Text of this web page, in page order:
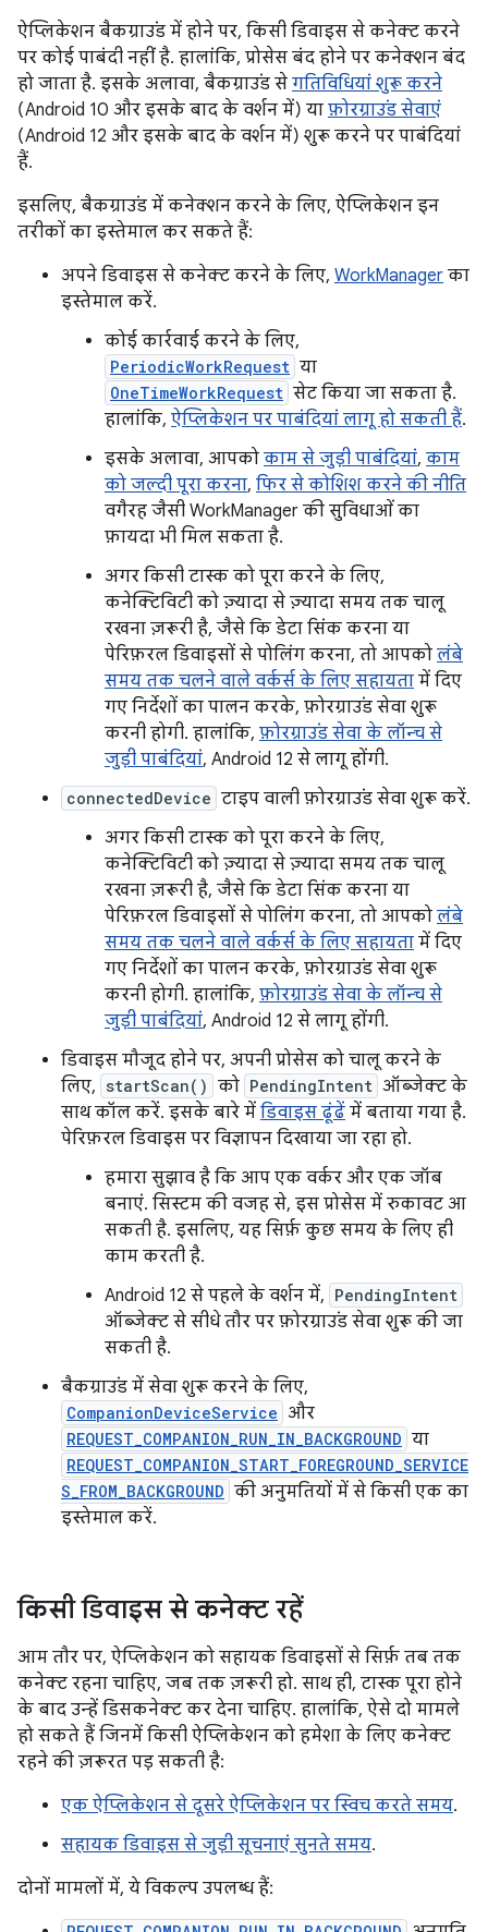
ऐप्लिकेशन बैकग्राउंड में होने पर, किसी डिवाइस से कनेक्ट करने
पर कोई पाबंदी नहीं है. हालांकि, प्रोसेस बंद होने पर कनेक्शन बंद
हो जाता है. इसके अलावा, बैकग्राउंड से गतिविधियां शुरू करने
(Android 10 और इसके बाद के वर्शन में) या फ़ोरग्राउंड सेवाएं
(Android 12 और इसके बाद के वर्शन में) शुरू करने पर पाबंदियां
हैं.
इसलिए, बैकग्राउंड में कनेक्शन करने के लिए, ऐप्लिकेशन इन
तरीकों का इस्तेमाल कर सकते हैं:
अपने डिवाइस से कनेक्ट करने के लिए, WorkManager का
इस्तेमाल करें.
कोई कार्रवाई करने के लिए,
PeriodicWorkRequest या
OneTimeWorkRequest सेट किया जा सकता है.
हालांकि, ऐप्लिकेशन पर पाबंदियां लागू हो सकती हैं.
इसके अलावा, आपको काम से जुड़ी पाबंदियां, काम
को जल्दी पूरा करना, फिर से कोशिश करने की नीति
वगैरह जैसी WorkManager की सुविधाओं का
फ़ायदा भी मिल सकता है.
अगर किसी टास्क को पूरा करने के लिए,
कनेक्टिविटी को ज़्यादा से ज़्यादा समय तक चालू
रखना ज़रूरी है, जैसे कि डेटा सिंक करना या
पेरिफ़रल डिवाइसों से पोलिंग करना, तो आपको लंबे
समय तक चलने वाले वर्कर्स के लिए सहायता में दिए
गए निर्देशों का पालन करके, फ़ोरग्राउंड सेवा शुरू
करनी होगी. हालांकि, फ़ोरग्राउंड सेवा के लॉन्च से
जुड़ी पाबंदियां, Android 12 से लागू होंगी.
connectedDevice टाइप वाली फ़ोरग्राउंड सेवा शुरू करें.
अगर किसी टास्क को पूरा करने के लिए,
कनेक्टिविटी को ज़्यादा से ज़्यादा समय तक चालू
रखना ज़रूरी है, जैसे कि डेटा सिंक करना या
पेरिफ़रल डिवाइसों से पोलिंग करना, तो आपको लंबे
समय तक चलने वाले वर्कर्स के लिए सहायता में दिए
गए निर्देशों का पालन करके, फ़ोरग्राउंड सेवा शुरू
करनी होगी. हालांकि, फ़ोरग्राउंड सेवा के लॉन्च से
जुड़ी पाबंदियां, Android 12 से लागू होंगी.
डिवाइस मौजूद होने पर, अपनी प्रोसेस को चालू करने के
लिए, startScan() को PendingIntent ऑब्जेक्ट के
साथ कॉल करें. इसके बारे में डिवाइस ढूंढें में बताया गया है.
पेरिफ़रल डिवाइस पर विज्ञापन दिखाया जा रहा हो.
हमारा सुझाव है कि आप एक वर्कर और एक जॉब
बनाएं. सिस्टम की वजह से, इस प्रोसेस में रुकावट आ
सकती है. इसलिए, यह सिर्फ़ कुछ समय के लिए ही
काम करती है.
Android 12 से पहले के वर्शन में, PendingIntent
ऑब्जेक्ट से सीधे तौर पर फ़ोरग्राउंड सेवा शुरू की जा
सकती है.
बैकग्राउंड में सेवा शुरू करने के लिए,
CompanionDeviceService और
REQUEST_COMPANION_RUN_IN_BACKGROUND या
REQUEST_COMPANION_START_FOREGROUND_SERVICE
S_FROM_BACKGROUND की अनुमतियों में से किसी एक का
इस्तेमाल करें.
किसी डिवाइस से कनेक्ट रहें
आम तौर पर, ऐप्लिकेशन को सहायक डिवाइसों से सिर्फ़ तब तक
कनेक्ट रहना चाहिए, जब तक ज़रूरी हो. साथ ही, टास्क पूरा होने
के बाद उन्हें डिसकनेक्ट कर देना चाहिए. हालांकि, ऐसे दो मामले
हो सकते हैं जिनमें किसी ऐप्लिकेशन को हमेशा के लिए कनेक्ट
रहने की ज़रूरत पड़ सकती है:
एक ऐप्लिकेशन से दूसरे ऐप्लिकेशन पर स्विच करते समय.
सहायक डिवाइस से जुड़ी सूचनाएं सुनते समय.
दोनों मामलों में, ये विकल्प उपलब्ध हैं: